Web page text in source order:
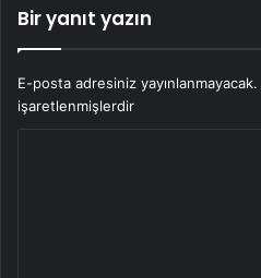
Bir yanıt yazın
E-posta adresiniz yayınlanmayacak.
işaretlenmişlerdir